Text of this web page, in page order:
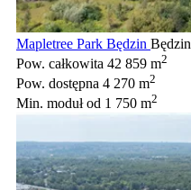
Mapletree Park Będzin Będzin
Pow. całkowita 42 859 m2
Pow. dostępna 4 270 m2
Min. modułod 1 750 m2